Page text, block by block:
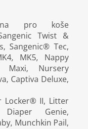
pro koše
Twist &
Sangenic® Tec,
MK5, Nappy
Maxi, Nursery
Captiva Deluxe,
Locker® II, Litter
Genie,
Munchkin Pail,